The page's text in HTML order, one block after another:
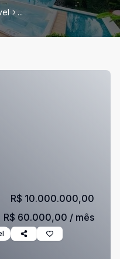
...
R$ 10.000.000,00
R$ 60.000,00 / mês